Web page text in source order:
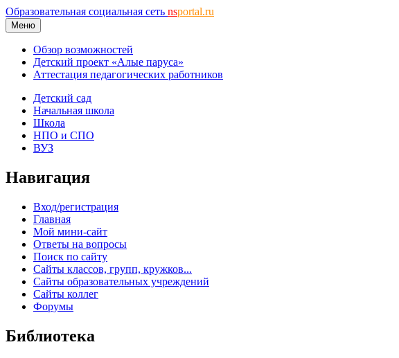
Образовательная социальная сеть nsportal.ru
Меню
Обзор возможностей
Детский проект «Алые паруса»
Аттестация педагогических работников
Детский сад
Начальная школа
Школа
НПО и СПО
ВУЗ
Навигация
Вход/регистрация
Главная
Мой мини-сайт
Ответы на вопросы
Поиск по сайту
Сайты классов, групп, кружков...
Сайты образовательных учреждений
Сайты коллег
Форумы
Библиотека